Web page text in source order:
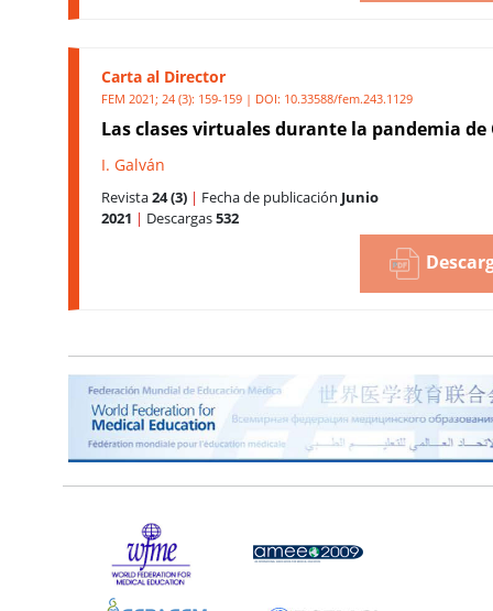
Carta al Director
FEM 2021; 24 (3): 159-159 | DOI: 10.33588/fem.243.1129
Las clases virtuales durante la pandemia de
I. Galván
Revista24 (3) | Fecha de publicación Junio
2021 | Descargas532